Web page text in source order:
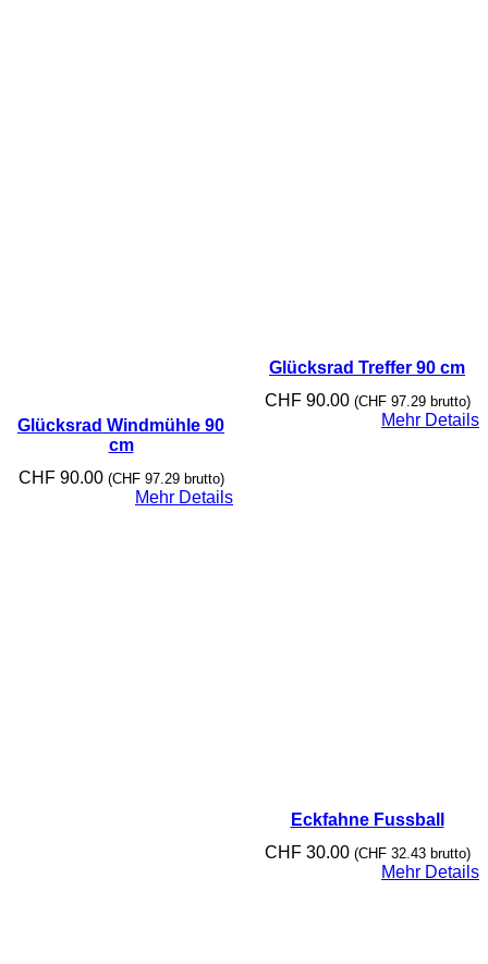
Glücksrad Windmühle 90
cm
CHF90.00 (CHF97.29brutto)
Mehr Details
Glücksrad Treffer 90 cm
CHF90.00 (CHF97.29brutto)
Mehr Details
Eckfahne Fussball
CHF30.00 (CHF32.43brutto)
Mehr Details